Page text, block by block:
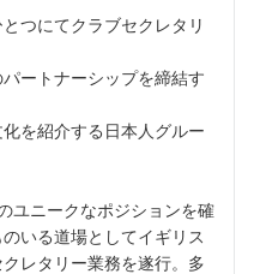
つにてクラブセクレタリ
ートナーシップを締結す
を紹介する日本人グルー
ユニークなポジションを確
いる道場としてイギリス
レタリー業務を遂行。多